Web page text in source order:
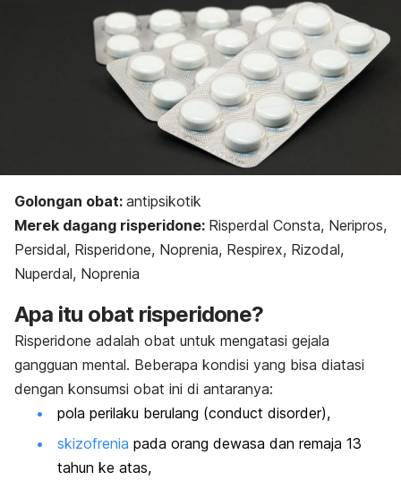
Golongan obat: antipsikotik
Merek dagang risperidone: Risperdal Consta, Neripros,
Persidal, Risperidone, Noprenia, Respirex, Rizodal,
Nuperdal, Noprenia
Apa itu obat risperidone?
Risperidone adalah obat untuk mengatasi gejala
gangguan mental. Beberapa kondisi yang bisa diatasi
dengan konsumsi obat ini di antaranya:
pola perilaku berulang (conduct disorder),
skizofrenia pada orang dewasa dan remaja 13
tahun ke atas,